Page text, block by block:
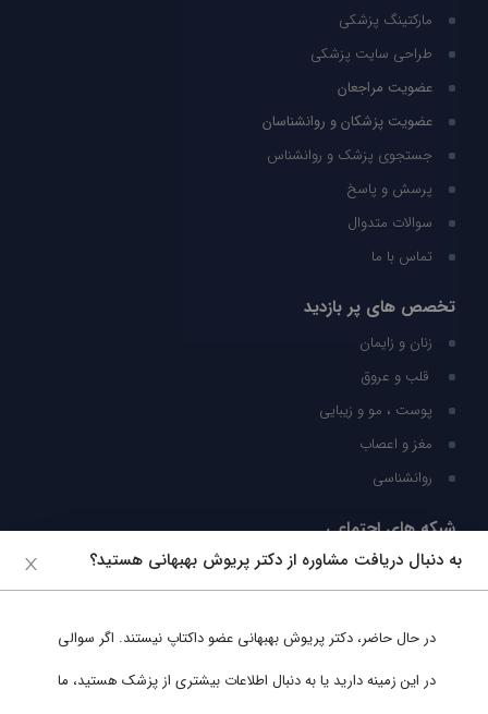
مارکتینگ پزشکی
طراحی سایت پزشکی
عضویت مراجعان
عضویت پزشکان و روانشناسان
جستجوی پزشک و روانشناس
پرسش و پاسخ
سوالات متدوال
تماس با ما
تخصص های پر بازدید
زنان و زایمان
قلب و عروق
پوست ، مو و زیبایی
مغز و اعصاب
روانشناسی
شبکه های اجتماعی
ما را در شبکه های اجتماعی دنبال کنید
به دنبال دریافت مشاوره از دکتر پریوش بهبهانی هستید؟
در حال حاضر، دکتر پریوش بهبهانی عضو داکتاپ نیستند. اگر سوالی
در این زمینه دارید یا به دنبال اطلاعات بیشتری از پزشک هستید، ما